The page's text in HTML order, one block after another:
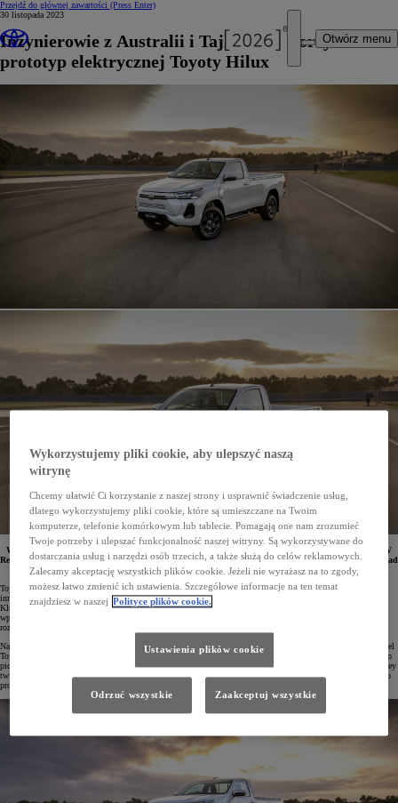
Przejdź do głównej zawartości (Press Enter)
Otwórz menu
30 listopada 2023
Inżynierowie z Australii i Tajlandii stworzyli
prototyp elektrycznej Toyoty Hilux
W Australii powstał prototyp elektrycznej wersji legendarnego pick-upa o nazwie Toyota Hilux BEV
Revo Concept. Auto wykorzystuje zelektryfikowane technologie, nad którymi koncern pracuje od ponad
25 lat.
Toyota konsekwentnie poszerza swoją ofertę zelektryfikowanych pojazdów i nieprzerwanie pracuje nad
innowacjami, które przyspieszą transformację w kierunku bezemisyjnej, zrównoważonej mobilności.
Kluczowym rynkiem dla rozwoju samochodów elektrycznych na baterie jest Europa, gdzie planowane jest
wprowadzenie aż sześciu modeli typu BEV do 2026 roku. Jednak specjaliści Toyoty równie intensywnie
rozwijają technologię napędu elektrycznego także na innych kontynentach.
Najlepszym przykładem jest zespół inżynierów z Australii i Tajlandii, który zaprezentował prototypowy model
Toyoty Hilux BEV Revo Concept stanowiący pierwszy koncept w pełni elektrycznej wersji tego legendarnego
pick-upa. Wiceprezes ds. sprzedaży, marketingu i franczyzy w Toyota Motor Corporation Australia Sean Hanley
twierdzi, że choć elektryczny Hilux w dużej mierze jest pojazdem koncepcyjnym, to wygląda i jeździ jak auto
produkcyjne.
Wykorzystujemy pliki cookie, aby ulepszyć naszą
witrynę
Chcemy ułatwić Ci korzystanie z naszej strony i usprawnić świadczenie usług,
dlatego wykorzystujemy pliki cookie, które są umieszczane na Twoim
komputerze, telefonie komórkowym lub tablecie. Pomagają one nam zrozumieć
Twoje potrzeby i ulepszać funkcjonalność naszej witryny. Są wykorzystywane do
dostarczania usług i narzędzi osób trzecich, a także służą do celów reklamowych.
Zalecamy akceptację wszystkich plików cookie. Jeżeli nie wyrażasz na to zgody,
możesz łatwo zmienić ich ustawienia. Szczegółowe informacje na ten temat
znajdziesz w naszej Polityce plików cookie.
Ustawienia plików cookie
Odrzuć wszystkie Zaakceptuj wszystkie